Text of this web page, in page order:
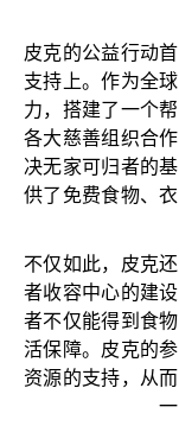
皮克的公益行动
支持上。作为全
力，搭建了一个
各大慈善组织合
决无家可归者的
供了免费食物、
不仅如此，皮克
者收容中心的建
者不仅能得到食
活保障。皮克的
资源的支持，从